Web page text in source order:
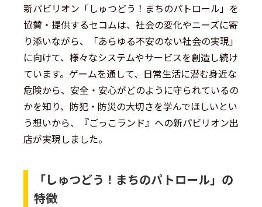
新パビリオン「しゅつどう！まちのパトロール」を
協賛・提供するセコムは、社会の変化やニーズに寄
り添いながら、「あらゆる不安のない社会の実現」
に向けて、様々なシステムやサービスを創造し続け
ています。ゲームを通して、日常生活に潜む身近な
危険から、安全・安心がどのように守られているの
かを知り、防犯・防災の大切さを学んでほしいとい
う想いから、『ごっこランド』への新パビリオン出
店が実現しました。
「しゅつどう！まちのパトロール」の
特徴